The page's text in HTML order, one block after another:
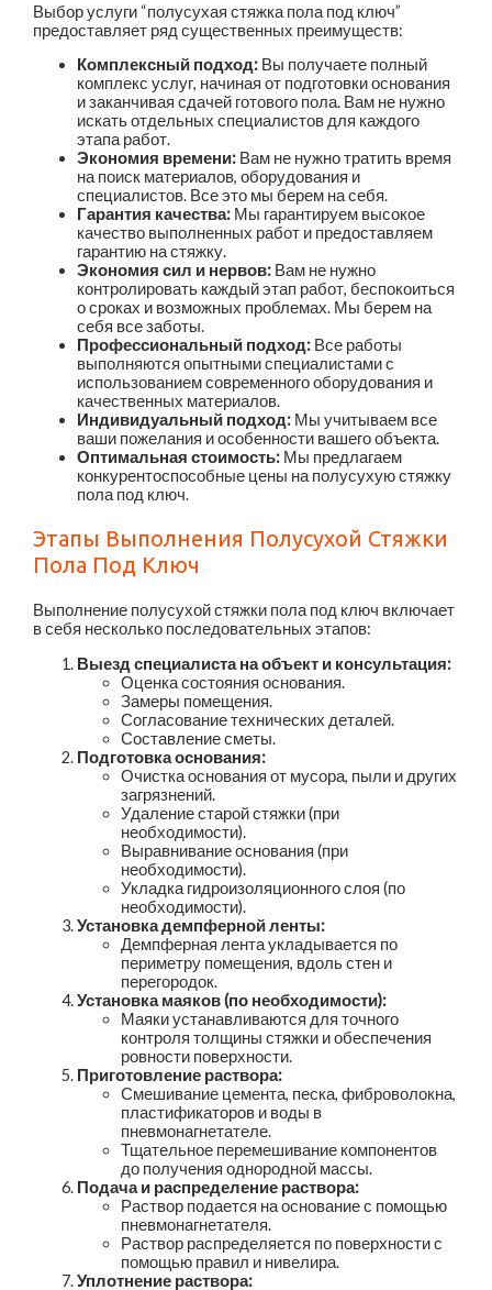
Выбор услуги “полусухая стяжка пола под ключ”
предоставляет ряд существенных преимуществ:
Комплексный подход: Вы получаете полный
комплекс услуг, начиная от подготовки основания
и заканчивая сдачей готового пола. Вам не нужно
искать отдельных специалистов для каждого
этапа работ.
Экономия времени: Вам не нужно тратить время
на поиск материалов, оборудования и
специалистов. Все это мы берем на себя.
Гарантия качества: Мы гарантируем высокое
качество выполненных работ и предоставляем
гарантию на стяжку.
Экономия сил и нервов: Вам не нужно
контролировать каждый этап работ, беспокоиться
о сроках и возможных проблемах. Мы берем на
себя все заботы.
Профессиональный подход: Все работы
выполняются опытными специалистами с
использованием современного оборудования и
качественных материалов.
Индивидуальный подход: Мы учитываем все
ваши пожелания и особенности вашего объекта.
Оптимальная стоимость: Мы предлагаем
конкурентоспособные цены на полусухую стяжку
пола под ключ.
Этапы Выполнения Полусухой Стяжки
Пола Под Ключ
Выполнение полусухой стяжки пола под ключ включает
в себя несколько последовательных этапов:
Выезд специалиста на объект и консультация:
Оценка состояния основания.
Замеры помещения.
Согласование технических деталей.
Составление сметы.
Подготовка основания:
Очистка основания от мусора, пыли и других
загрязнений.
Удаление старой стяжки (при
необходимости).
Выравнивание основания (при
необходимости).
Укладка гидроизоляционного слоя (по
необходимости).
Установка демпферной ленты:
Демпферная лента укладывается по
периметру помещения, вдоль стен и
перегородок.
Установка маяков (по необходимости):
Маяки устанавливаются для точного
контроля толщины стяжки и обеспечения
ровности поверхности.
Приготовление раствора:
Смешивание цемента, песка, фиброволокна,
пластификаторов и воды в
пневмонагнетателе.
Тщательное перемешивание компонентов
до получения однородной массы.
Подача и распределение раствора:
Раствор подается на основание с помощью
пневмонагнетателя.
Раствор распределяется по поверхности с
помощью правил и нивелира.
Уплотнение раствора: